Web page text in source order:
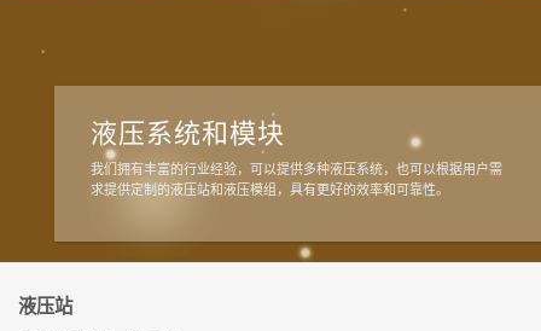
液压系统和模块
我们拥有丰富的行业经验，可以提供多种液压系统，也可以根据用户需
求提供定制的液压站和液压模组，具有更好的效率和可靠性。
液压站